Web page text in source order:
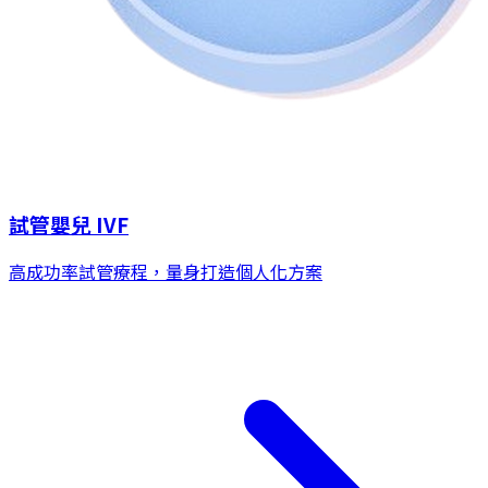
試管嬰兒 IVF
高成功率試管療程，量身打造個人化方案